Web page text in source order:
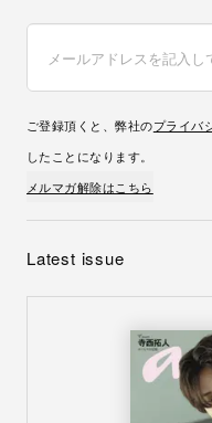
ご登録頂くと、弊社のプライバ
したことになります。
メルマガ解除はこちら
Latest issue